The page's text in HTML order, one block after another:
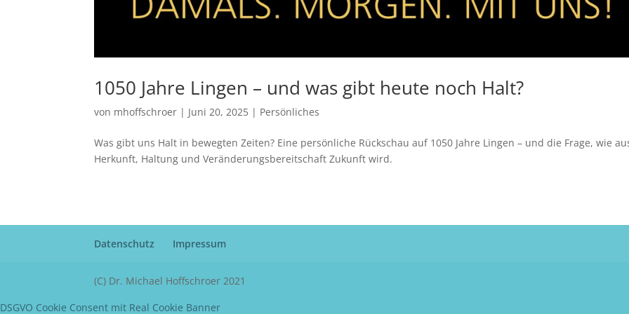
1050 Jahre Lingen – und was gibt heute noch Halt?
von mhoffschroer | Juni 20, 2025 | Persönliches
Was gibt uns Halt in bewegten Zeiten? Eine persönliche Rückschau auf 1050 Jahre Lingen – und die Frage, wie
Herkunft, Haltung und Veränderungsbereitschaft Zukunft wird.
Datenschutz Impressum
(C) Dr. Michael Hoffschroer 2021
DSGVO Cookie Consent mit Real Cookie Banner